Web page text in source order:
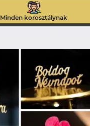
Minden korosztálynak